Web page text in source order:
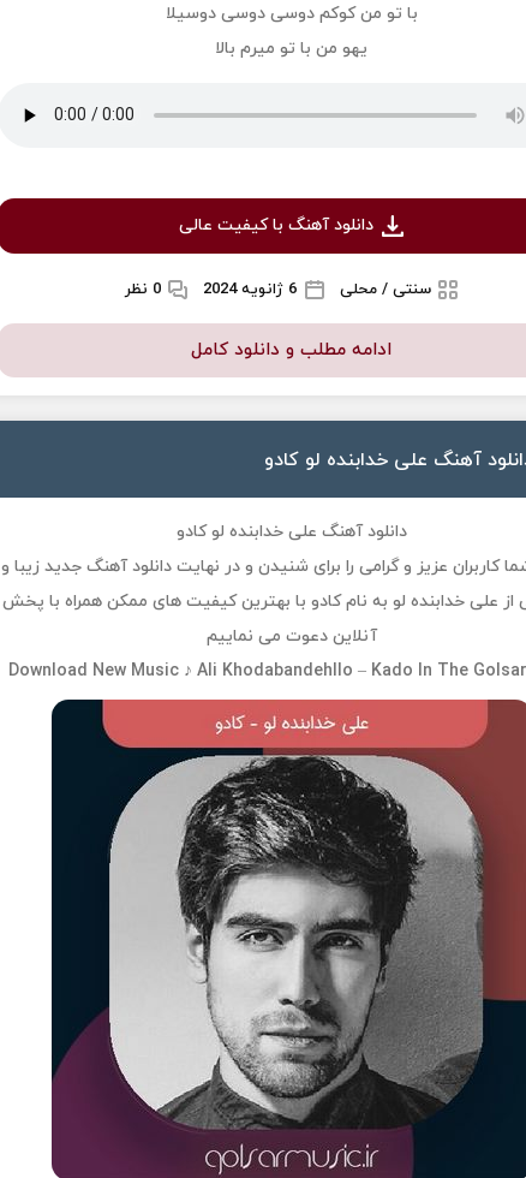
با تو من کوکم دوسی دوسی دوسیلا
یهو من با تو میرم بالا
دانلود آهنگ با کیفیت عالی
سنتی / محلی 6 ژانویه 2024 0 نظر
ادامه مطلب و دانلود کامل
آهنگ علی خدابنده لو کادو
دانلود آهنگ علی خدابنده لو کادو
کاربران عزیز و گرامی را برای شنیدن و در نهایت دانلود آهنگ جدید زیبا و
علی خدابنده لو به نام کادو با بهترین کیفیت های ممکن همراه با پخش
آنلاین دعوت می نماییم
Download New Music ♪ Ali Khodabandehllo – Kado In The